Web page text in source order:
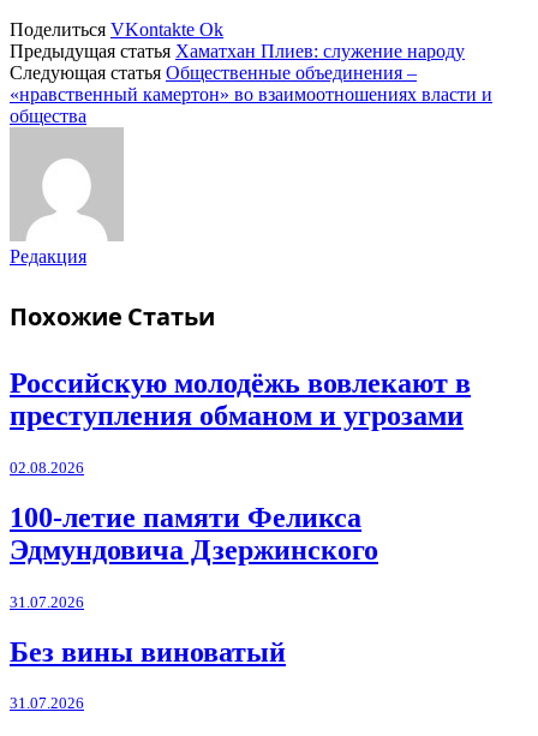
Поделиться VKontakte Ok
Предыдущая статья Хаматхан Плиев: служение народу
Следующая статья Общественные объединения –
«нравственный камертон» во взаимоотношениях власти и
общества
Редакция
Похожие Статьи
Российскую молодёжь вовлекают в
преступления обманом и угрозами
02.08.2026
100-летие памяти Феликса
Эдмундовича Дзержинского
31.07.2026
Без вины виноватый
31.07.2026